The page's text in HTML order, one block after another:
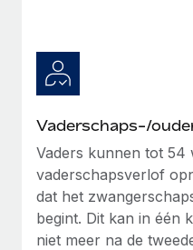
Vaderschaps-/
Vaders kunnen tot 54
vaderschapsverlof
dat het
begint. Dit kan in één
niet meer na de